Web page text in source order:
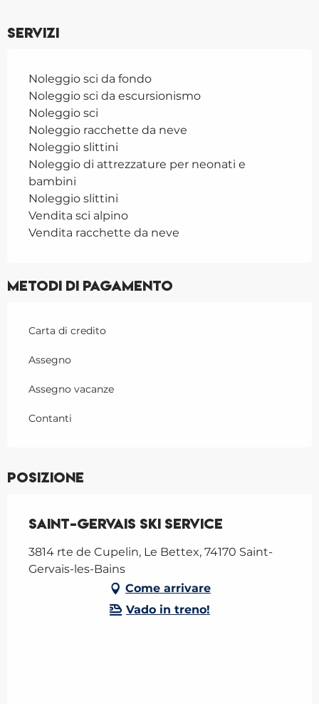
Servizi
Noleggio sci da fondo
Noleggio sci da escursionismo
Noleggio sci
Noleggio racchette da neve
Noleggio slittini
Noleggio di attrezzature per neonati e
bambini
Noleggio slittini
Vendita sci alpino
Vendita racchette da neve
Metodi di pagamento
Carta di credito
Assegno
Assegno vacanze
Contanti
Posizione
Saint-Gervais Ski Service
3814 rte de Cupelin, Le Bettex, 74170 Saint-
Gervais-les-Bains
Come arrivare
Vado in treno!